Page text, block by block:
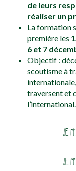
de leurs
réaliser un
La formation
première les
6 et 7
Objectif :
scoutisme à
traversent et
l’international.
JE
JE